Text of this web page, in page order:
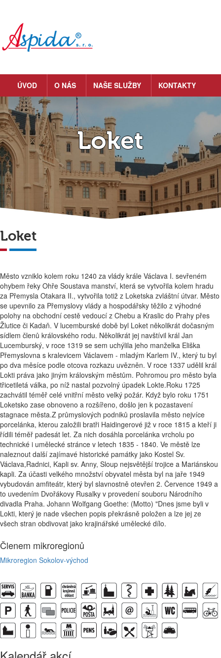
ÚVOD O NÁS NAŠE SLUŽBY KONTAKTY
Loket
Loket
Město vzniklo kolem roku 1240 za vlády krále Václava I. sevřeném
ohybem řeky Ohře Soustava manství, která se vytvořila kolem hradu
za Přemysla Otakara II., vytvořila totiž z Loketska zvláštní útvar. Město
se upevnilo za Přemyslovy vlády a hospodářsky těžilo z výhodné
polohy na obchodní cestě vedoucí z Chebu a Kraslic do Prahy přes
Žlutice či Kadaň. V lucemburské době byl Loket několikrát dočasným
sídlem členů královského rodu. Několikrát jej navštívil král Jan
Lucemburský, v roce 1319 se sem uchýlila jeho manželka Eliška
Přemyslovna s kralevicem Václavem - mladým Karlem IV., který tu byl
po dva měsíce podle otcova rozkazu uvězněn. V roce 1337 udělil král
Lokti práva jako jiným královským městům. Pohromou pro město byla
třicetiletá válka, po níž nastal pozvolný úpadek Lokte.Roku 1725
zachvátil téměř celé vnitřní město velký požár. Když bylo roku 1751
Loketsko zase obnoveno a rozšířeno, došlo jen k pozastavení
stagnace města.Z průmyslových podniků proslavila město nejvíce
porcelánka, kterou založili bratři Haidingerové již v roce 1815 a kteří ji
řídili téměř padesát let. Za nich dosáhla porcelánka vrcholu po
technické i umělecké stránce v letech 1835 - 1840. Ve městě lze
naleznout další zajímavé historické památky jako Kostel Sv.
Václava,Radnici, Kapli sv. Anny, Sloup nejsvětější trojice a Mariánskou
kapli. Za účasti velkého množství obyvatel města byl na jaře 1949
vybudován amfiteátr, který byl slavnostně otevřen 2. Července 1949 a
to uvedením Dvořákovy Rusalky v provedení souboru Národního
divadla Praha. Johann Wolfgang Goethe: (Motto) "Dnes jsme byli v
Lokti, který je nade všechen popis překrásně položen a lze jej ze
všech stran obdivovat jako krajinářské umělecké dílo.
Členem mikroregionů
Mikroregion Sokolov-východ